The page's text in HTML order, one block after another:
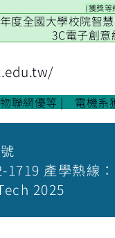
(獲獎等
年度全國大學校院智
3C電子創意
聯網優等
電機系
產學熱線
2025